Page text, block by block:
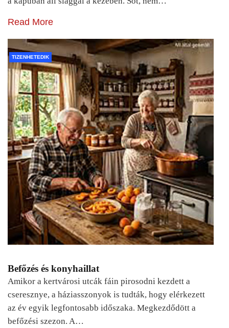
Read More
TIZENHETEDIK
Befőzés és konyhaillat
Amikor a kertvárosi utcák fáin pirosodni kezdett a
cseresznye, a háziasszonyok is tudták, hogy elérkezett
az év egyik legfontosabb időszaka. Megkezdődött a
befőzési szezon. A…